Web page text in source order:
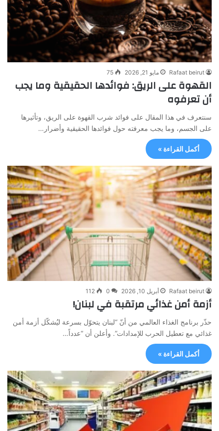
Rafaat beirut مايو 21, 2026 75
القهوة على الريق: فوائدها الحقيقية وما يجب
أن تعرفوه
سنتعرف في هذا المقال على فوائد شرب القهوة على الريق، وتأثيرها
على الجسم، وما يجب معرفته حول فوائدها الحقيقية وأضرار…
أكمل القراءة »
Rafaat beirut أبريل 10, 2026 0
112
أزمة أمن غذائي مرتقبة في لبنان!
حذّر برنامج الغذاء العالمي من أنّ “لبنان يتحوّل بسرعة ليُشكّل أزمة أمن
غذائي مع تعطيل الحرب للإمدادات”. وأعلن أن “عدداً…
أكمل القراءة »